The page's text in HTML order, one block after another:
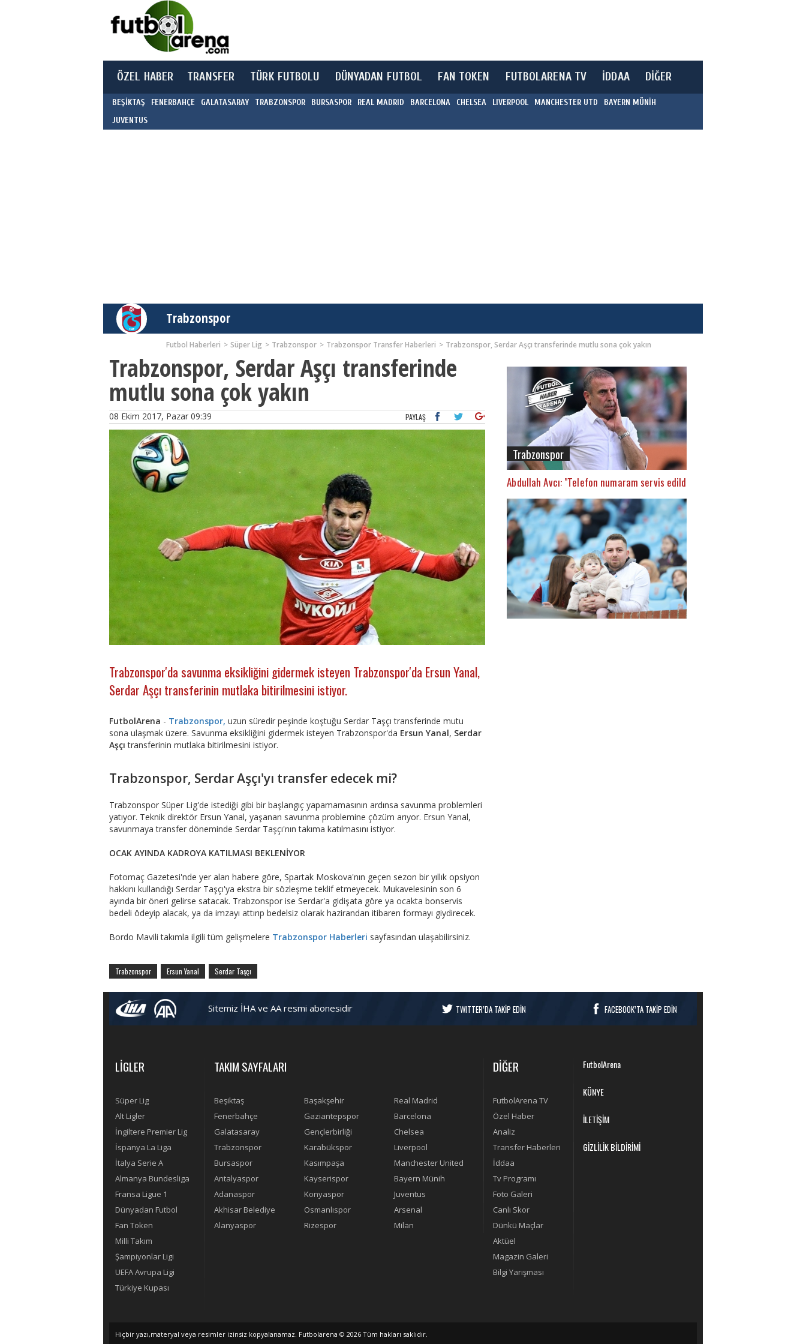
ÖZEL HABER TRANSFER TÜRK FUTBOLU DÜNYADAN FUTBOL FAN TOKEN FUTBOLARENA TV İDDAA DİĞER
BEŞİKTAŞ FENERBAHÇE GALATASARAY TRABZONSPOR BURSASPOR REAL MADRID BARCELONA CHELSEA LIVERPOOL MANCHESTER UTD
BAYERN MÜNİH
JUVENTUS
Trabzonspor
Futbol Haberleri Süper Lig Trabzonspor Trabzonspor Transfer Haberleri Trabzonspor, Serdar Aşçı transferinde mutlu sona çok yakın
Trabzonspor, Serdar Aşçı transferinde
mutlu sona çok yakın
08 Ekim 2017, Pazar 09:39 PAYLAŞ
Trabzonspor'da savunma eksikliğini gidermek isteyen Trabzonspor'da Ersun Yanal,
Serdar Aşçı transferinin mutlaka bitirilmesini istiyor.
FutbolArena - Trabzonspor, uzun süredir peşinde koştuğu Serdar Taşçı transferinde mutu
sona ulaşmak üzere. Savunma eksikliğini gidermek isteyen Trabzonspor'da Ersun Yanal, Serdar
Aşçı transferinin mutlaka bitirilmesini istiyor.
Trabzonspor, Serdar Aşçı'yı transfer edecek mi?
Trabzonspor Süper Lig'de istediği gibi bir başlangıç yapamamasının ardınsa savunma problemleri
yatıyor. Teknik direktör Ersun Yanal, yaşanan savunma problemine çözüm arıyor. Ersun Yanal,
savunmaya transfer döneminde Serdar Taşçı'nın takıma katılmasını istiyor.
OCAK AYINDA KADROYA KATILMASI BEKLENİYOR
Fotomaç Gazetesi'nde yer alan habere göre, Spartak Moskova'nın geçen sezon bir yıllık opsiyon
hakkını kullandığı Serdar Taşçı'ya ekstra bir sözleşme teklif etmeyecek. Mukavelesinin son 6
ayında bir öneri gelirse satacak. Trabzonspor ise Serdar'a gidişata göre ya ocakta bonservis
bedeli ödeyip alacak, ya da imzayı attırıp bedelsiz olarak hazirandan itibaren formayı giydirecek.
Bordo Mavili takımla ilgili tüm gelişmelere Trabzonspor Haberleri sayfasından ulaşabilirsiniz.
Trabzonspor Ersun Yanal Serdar Taşçı
Trabzonspor
Abdullah Avcı: "Telefon numaram servis edildi"
Sitemiz İHA ve AA resmi abonesidir TWITTER’DA TAKİP EDİN FACEBOOK’TA TAKİP EDİN
LİGLER
Süper Lig
Alt Ligler
İngiltere Premier Lig
İspanya La Liga
İtalya Serie A
Almanya Bundesliga
Fransa Ligue 1
Dünyadan Futbol
Fan Token
Milli Takım
Şampiyonlar Ligi
UEFA Avrupa Ligi
Türkiye Kupası
TAKIM SAYFALARI
Beşiktaş Başakşehir
Real Madrid
Fenerbahçe
Gaziantepspor
Barcelona
Galatasaray
Gençlerbirliği
Chelsea
Trabzonspor
Karabükspor
Liverpool
Bursaspor
Kasımpaşa
Manchester United
Antalyaspor
Kayserispor
Bayern Münih
Adanaspor
Konyaspor
Juventus
Akhisar Belediye
Osmanlıspor
Arsenal
Alanyaspor
Rizespor Milan
DİĞER
FutbolArena TV
Özel Haber
Analiz
Transfer Haberleri
İddaa
Tv Programı
Foto Galeri
Canlı Skor
Dünkü Maçlar
Aktüel
Magazin Galeri
Bilgi Yarışması
FutbolArena
KÜNYE
İLETİŞİM
GİZLİLİK BİLDİRİMİ
Hiçbir yazı,materyal veya resimler izinsiz kopyalanamaz. Futbolarena © 2026 Tüm hakları saklıdır.